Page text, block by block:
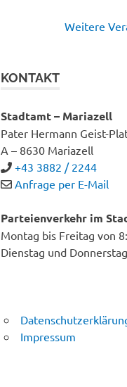
Weitere
KONTAKT
Stadtamt – Mariazell
Pater Hermann Geist-
A – 8630 Mariazell
+43 3882 / 2244
Anfrage per E-Mail
Parteienverkehr im
Montag bis Freitag von
Dienstag und
Impressum